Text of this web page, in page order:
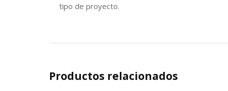
tipo de proyecto.
Productos relacionados